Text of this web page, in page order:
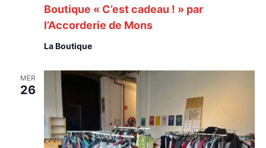
Boutique « C’est cadeau ! » par
l’Accorderie de Mons
La Boutique
MER
26